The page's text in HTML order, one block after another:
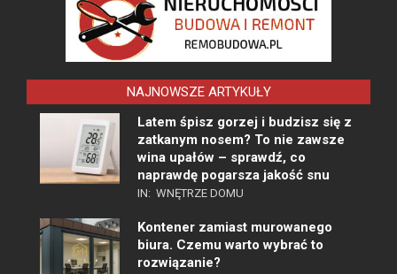
NAJNOWSZE ARTYKUŁY
Latem śpisz gorzej i budzisz się z
zatkanym nosem? To nie zawsze
wina upałów – sprawdź, co
naprawdę pogarsza jakość snu
IN: WNĘTRZE DOMU
Kontener zamiast murowanego
biura. Czemu warto wybrać to
rozwiązanie?